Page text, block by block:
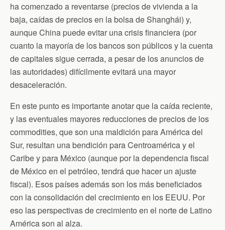
ha comenzado a reventarse (precios de vivienda a la
baja, caídas de precios en la bolsa de Shanghái) y,
aunque China puede evitar una crisis financiera (por
cuanto la mayoría de los bancos son públicos y la cuenta
de capitales sigue cerrada, a pesar de los anuncios de
las autoridades) difícilmente evitará una mayor
desaceleración.
En este punto es importante anotar que la caída reciente,
y las eventuales mayores reducciones de precios de los
commodities, que son una maldición para América del
Sur, resultan una bendición para Centroamérica y el
Caribe y para México (aunque por la dependencia fiscal
de México en el petróleo, tendrá que hacer un ajuste
fiscal). Esos países además son los más beneficiados
con la consolidación del crecimiento en los EEUU. Por
eso las perspectivas de crecimiento en el norte de Latino
América son al alza.